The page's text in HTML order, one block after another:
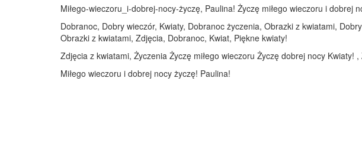
Miłego-wieczoru_i-dobrej-nocy-życzę, Paulina! Życzę miłego wieczoru i dobrej
Dobranoc, Dobry wieczór, Kwiaty, Dobranoc życzenia, Obrazki z kwiatami,
Obrazki z kwiatami, Zdjęcia, Dobranoc, Kwiat, Piękne kwiaty!
Zdjęcia z kwiatami, Życzenia Życzę miłego wieczoru Życzę dobrej nocy
Miłego wieczoru i dobrej nocy życzę! Paulina!